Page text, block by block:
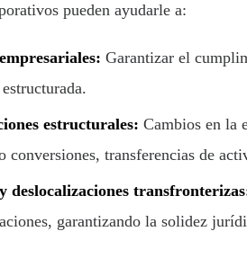
pueden ayudarle a:
Garantizar el
estructurales: Cambios en la
conversiones, transferencias de
deslocalizaciones
garantizando la solidez